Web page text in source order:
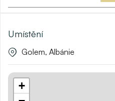
Umístění
Golem, Albánie
+